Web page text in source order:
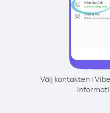
Välj kontakten i